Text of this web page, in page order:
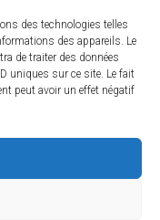
des technologies telles
des appareils. Le
de traiter des données
uniques sur ce site. Le fait
peut avoir un effet négatif
50
: